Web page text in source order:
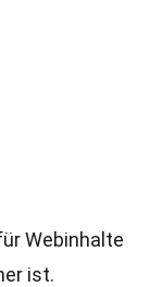
Webinhalte
ist.